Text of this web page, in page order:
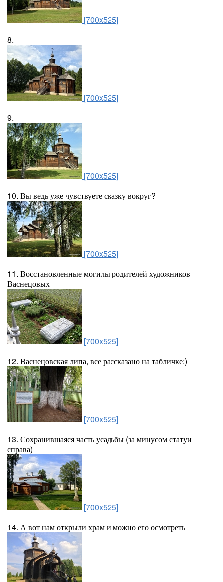
[700x525]
8.
[700x525]
9.
[700x525]
10. Вы ведь уже чувствуете сказку вокруг?
[700x525]
11. Восстановленные могилы родителей художников
Васнецовых
[700x525]
12. Васнецовская липа, все рассказано на табличке:)
[700x525]
13. Сохранившаяся часть усадьбы (за минусом статуи
справа)
[700x525]
14. А вот нам открыли храм и можно его осмотреть